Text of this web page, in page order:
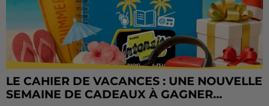
LE CAHIER DE VACANCES : UNE NOUVELLE
SEMAINE DE CADEAUX À GAGNER...